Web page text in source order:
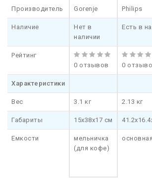
Производитель Gorenje Philips
Наличие
Нет в
наличии
Есть в
Рейтинг
0 отзывов
0
Характеристики
Вес 3.1 кг 2.13 кг
Габариты 15x38x17 см
Емкости
мельничка
(для кофе)